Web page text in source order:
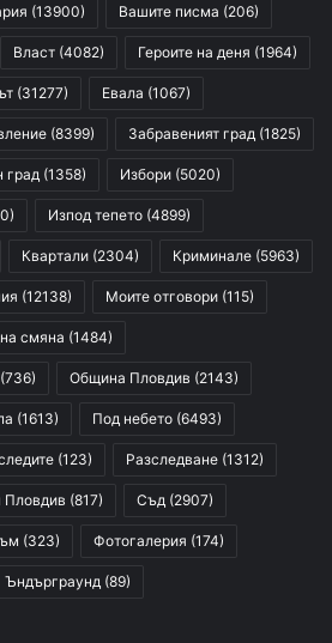
(13900) Вашите писма (206)
Власт (4082) Героите на деня (1964)
(31277) Евала (1067)
(8399) Забравеният град (1825)
град (1358) Избори (5020)
Изпод тепето (4899)
Квартали (2304) Криминале (5963)
(12138) Моите отговори (115)
смяна (1484)
(736) Община Пловдив (2143)
(1613) Под небето (6493)
(123) Разследване (1312)
Пловдив (817) Съд (2907)
(323) Фотогалерия (174)
Ъндърграунд (89)